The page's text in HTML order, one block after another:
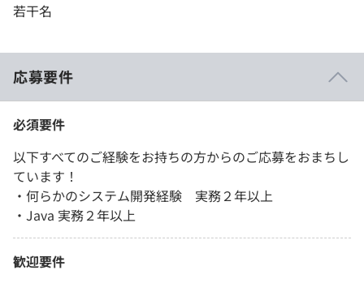
若干名
応募要件
必須要件
以下すべてのご経験をお持ちの方からのご応募をおまちし
ています！
・何らかのシステム開発経験 実務２年以上
・Java 実務２年以上
歓迎要件